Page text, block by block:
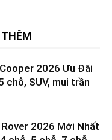
THÊM
2026 Ưu Đãi
chỗ, SUV, mui trần
2026 Mới Nhất